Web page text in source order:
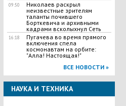
09:50
Николаев раскрыл
неизвестные зрителям
таланты почившего
Борткевича и архивными
кадрами всколыхнул Сеть
16:18
Пугачева во время прямого
включения спела
космонавтам на орбите:
"Алла! Настоящая!"
ВСЕ НОВОСТИ »
НАУКА И ТЕХНИКА